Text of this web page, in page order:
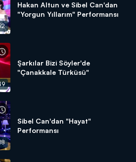
Hakan Altun ve Sibel Can'dan
"Yorgun Yıllarım" Performansı
Şarkılar Bizi Söyler'de
"Çanakkale Türküsü"
Sibel Can'dan "Hayat"
Performansı